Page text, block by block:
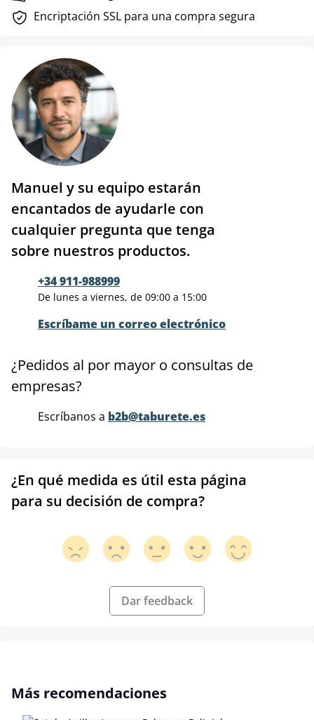
Encriptación SSL para una compra segura
Manuel y su equipo estarán
encantados de ayudarle con
cualquier pregunta que tenga
sobre nuestros productos.
+34 911-988999
De lunes a viernes, de 09:00 a 15:00
Escríbame un correo electrónico
¿Pedidos al por mayor o consultas de
empresas?
Escríbanos a b2b@taburete.es
¿En qué medida es útil esta página
para su decisión de compra?
Dar feedback
Omitir la galería de productos
Más recomendaciones